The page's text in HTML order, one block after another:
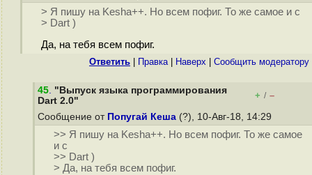
> Я пишу на Kesha++. Но всем пофиг. То же самое и с
> Dart )
Да, на тебя всем пофиг.
Ответить Правка| Наверх Cообщить модератору
45. "Выпуск языка программирования
Dart 2.0"
+ / –
Сообщение от Попугай Кеша (?), 10-Авг-18, 14:29
>> Я пишу на Kesha++. Но всем пофиг. То же самое
и с
>> Dart )
> Да, на тебя всем пофиг.